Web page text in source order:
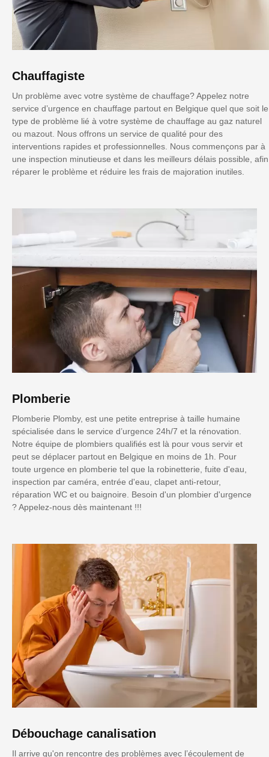
Chauffagiste
Un problème avec votre système de chauffage? Appelez notre
service d’urgence en chauffage partout en Belgique quel que soit le
type de problème lié à votre système de chauffage au gaz naturel
ou mazout. Nous offrons un service de qualité pour des
interventions rapides et professionnelles. Nous commençons par à
une inspection minutieuse et dans les meilleurs délais possible, afin
réparer le problème et réduire les frais de majoration inutiles.
Plomberie
Plomberie Plomby, est une petite entreprise à taille humaine
spécialisée dans le service d’urgence 24h/7 et la rénovation.
Notre équipe de plombiers qualifiés est là pour vous servir et
peut se déplacer partout en Belgique en moins de 1h. Pour
toute urgence en plomberie tel que la robinetterie, fuite d'eau,
inspection par caméra, entrée d'eau, clapet anti-retour,
réparation WC et ou baignoire. Besoin d'un plombier d'urgence
? Appelez-nous dès maintenant !!!
Débouchage canalisation
Il arrive qu'on rencontre des problèmes avec l’écoulement de